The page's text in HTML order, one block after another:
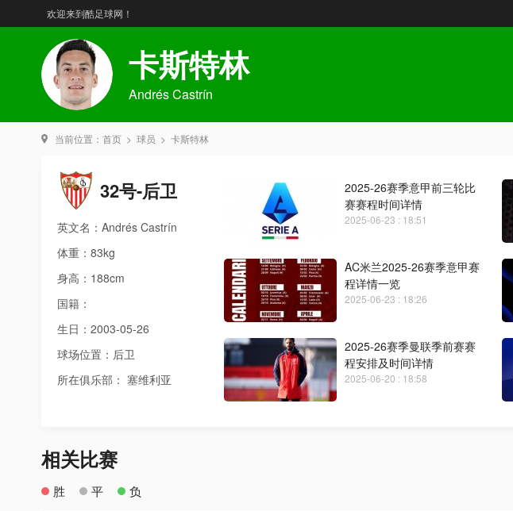
欢迎来到酷足球网！
卡斯特林
Andrés Castrín
当前位置： 首页 > 球员 > 卡斯特林
32号-后卫
英文名：Andrés Castrín
体重：83kg
身高：188cm
国籍：
生日：2003-05-26
球场位置：后卫
所在俱乐部： 塞维利亚
2025-26赛季意甲前三轮比
赛赛程时间详情
2025-06-23 : 18:51
AC米兰2025-26赛季意甲赛
程详情一览
2025-06-23 : 18:26
2025-26赛季曼联季前赛赛
程安排及时间详情
2025-06-20 : 18:58
相关比赛
胜 平 负